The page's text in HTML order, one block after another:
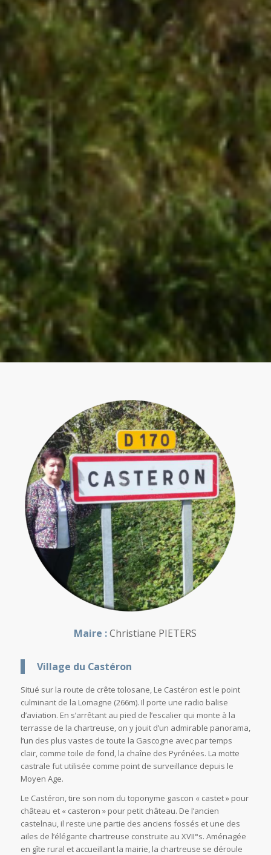
Maire :Christiane PIETERS
Village du Castéron
Situé sur la route de crête tolosane, Le Castéron est le point
culminant de la Lomagne (266m). Il porte une radio balise
d’aviation. En s’arrêtant au pied de l’escalier qui monte à la
terrasse de la chartreuse, on y jouit d’un admirable panorama,
l’un des plus vastes de toute la Gascogne avec par temps
clair, comme toile de fond, la chaîne des Pyrénées. La motte
castrale fut utilisée comme point de surveillance depuis le
Moyen Age.
Le Castéron, tire son nom du toponyme gascon « castet » pour
château et « casteron » pour petit château. De l’ancien
castelnau, il reste une partie des anciens fossés et une des
ailes de l’élégante chartreuse construite au XVII°s. Aménagée
en gîte rural et accueillant la mairie, la chartreuse se déroule